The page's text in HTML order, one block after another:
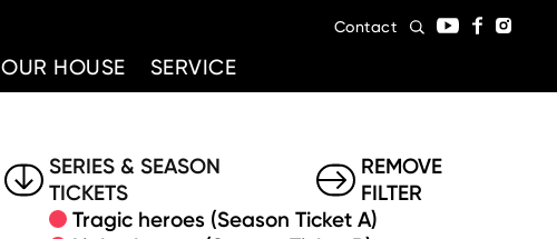
OUR HOUSE SERVICE
Contact
SERIES & SEASON
TICKETS
Tragic heroes (Season Ticket A)
REMOVE
FILTER